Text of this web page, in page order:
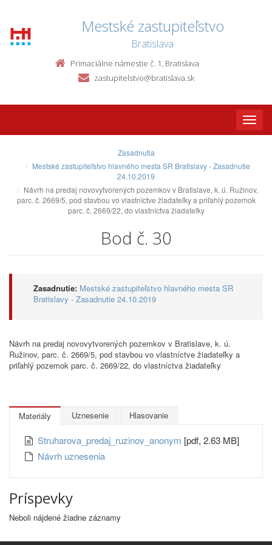
Mestské zastupiteľstvo
Bratislava
Primaciálne námestie č. 1, Bratislava
zastupitelstvo@bratislava.sk
Toggle
Zasadnutia
Mestské zastupiteľstvo hlavného mesta SR Bratislavy - Zasadnutie
24.10.2019
Návrh na predaj novovytvorených pozemkov v Bratislave, k. ú. Ružinov,
parc. č. 2669/5, pod stavbou vo vlastníctve žiadateľky a priľahlý pozemok
parc. č. 2669/22, do vlastníctva žiadateľky
Bod č. 30
Zasadnutie: Mestské zastupiteľstvo hlavného mesta SR
Bratislavy - Zasadnutie 24.10.2019
Návrh na predaj novovytvorených pozemkov v Bratislave, k. ú.
Ružinov, parc. č. 2669/5, pod stavbou vo vlastníctve žiadateľky a
priľahlý pozemok parc. č. 2669/22, do vlastníctva žiadateľky
Materiály Uznesenie Hlasovanie
Struharova_predaj_ruzinov_anonym [pdf, 2.63 MB]
Návrh uznesenia
Príspevky
Neboli nájdené žiadne záznamy